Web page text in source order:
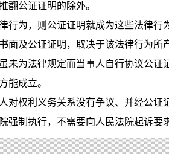
翻公证证明的除外。
为，则公证证明就成为这些法律行
面及公证证明，取决于该法律行为所
未为法律规定而当事人自行协议公证
能成立。
权利义务关系没有争议、并经公证
强制执行，不需要向人民法院起诉要